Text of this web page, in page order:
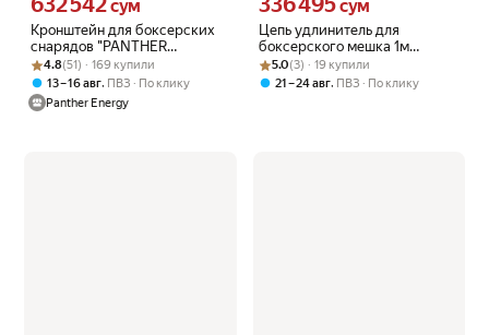
Кронштейн для боксерских
снарядов "PANTHER
ENERGY", настенный,
металлический, черный
сум
Рейтинг товара: 4.8 из 5
Оценок: (51) · 169 купили
4.8(51) · 169 купили
13 – 16 авг, ПВЗ
По клику
Panther Energy
Цепь удлинитель для
боксерского мешка 1м
(Короткозвенная)
сум
Рейтинг товара: 5.0 из 5
Оценок: (3) · 19 купили
5.0(3) · 19 купили
21 – 24 авг, ПВЗ По клику